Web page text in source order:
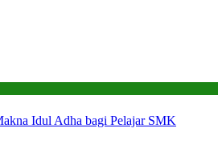
Idul Adha bagi Pelajar SMK